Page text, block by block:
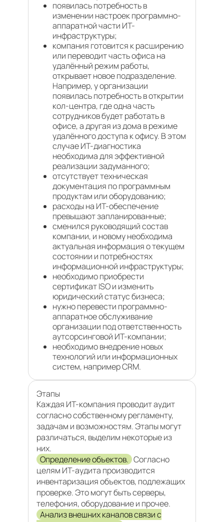
появилась потребность в
изменении настроек программно-
аппаратной части ИТ-
инфраструктуры;
компания готовится к расширению
или переводит часть офиса на
удалённый режим работы,
открывает новое подразделение.
Например, у организации
появилась потребность в открытии
кол-центра, где одна часть
сотрудников будет работать в
офисе, а другая из дома в режиме
удалённого доступа к офису. В этом
случае ИТ-диагностика
необходима для эффективной
реализации задуманного;
отсутствует техническая
документация по программным
продуктам или оборудованию;
расходы на ИТ-обеспечение
превышают запланированные;
сменился руководящий состав
компании, и новому необходима
актуальная информация о текущем
состоянии и потребностях
информационной инфраструктуры;
необходимо приобрести
сертификат ISO и изменить
юридический статус бизнеса;
нужно перевести программно-
аппаратное обслуживание
организации под ответственность
аутсорсинговой ИТ-компании;
необходимо внедрение новых
технологий или информационных
систем, например CRM.
Этапы
Каждая ИТ-компания проводит аудит
согласно собственному регламенту,
задачам и возможностям. Этапы могут
различаться, выделим некоторые из
них.
Определение объектов. Согласно
целям ИТ-аудита производится
инвентаризация объектов, подлежащих
проверке. Это могут быть серверы,
телефония, оборудование и прочее.
Анализ внешних каналов связи с